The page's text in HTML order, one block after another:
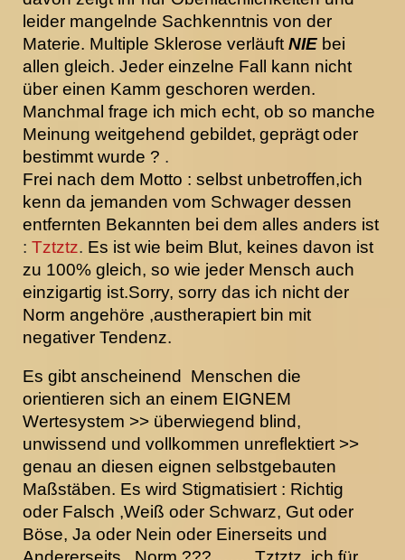
leider mangelnde Sachkenntnis von der
Materie. Multiple Sklerose verläuftNIE bei
allen gleich. Jeder einzelne Fall kann nicht
über einen Kamm geschoren werden.
Manchmal frage ich mich echt, ob so manche
Meinung weitgehend gebildet, geprägtoder
bestimmt wurde ? .
Frei nach dem Motto : selbst unbetroffen,ich
kenn da jemanden vom Schwager dessen
entfernten Bekannten bei dem alles anders ist
: Tztztz. Es ist wie beim Blut, keines davon ist
zu 100% gleich, so wie jeder Mensch auch
einzigartig ist.Sorry, sorry das ich nicht der
Norm angehöre ,austherapiert bin mit
negativer Tendenz.
Es gibt anscheinend Menschen die
orientieren sich an einem EIGNEM
Wertesystem >> überwiegend blind,
unwissend und vollkommen unreflektiert >>
genau an diesen eignen selbstgebauten
Maßstäben. Es wird Stigmatisiert : Richtig
oder Falsch ,Weiß oder Schwarz, Gut oder
Böse, Ja oder Nein oder Einerseits und